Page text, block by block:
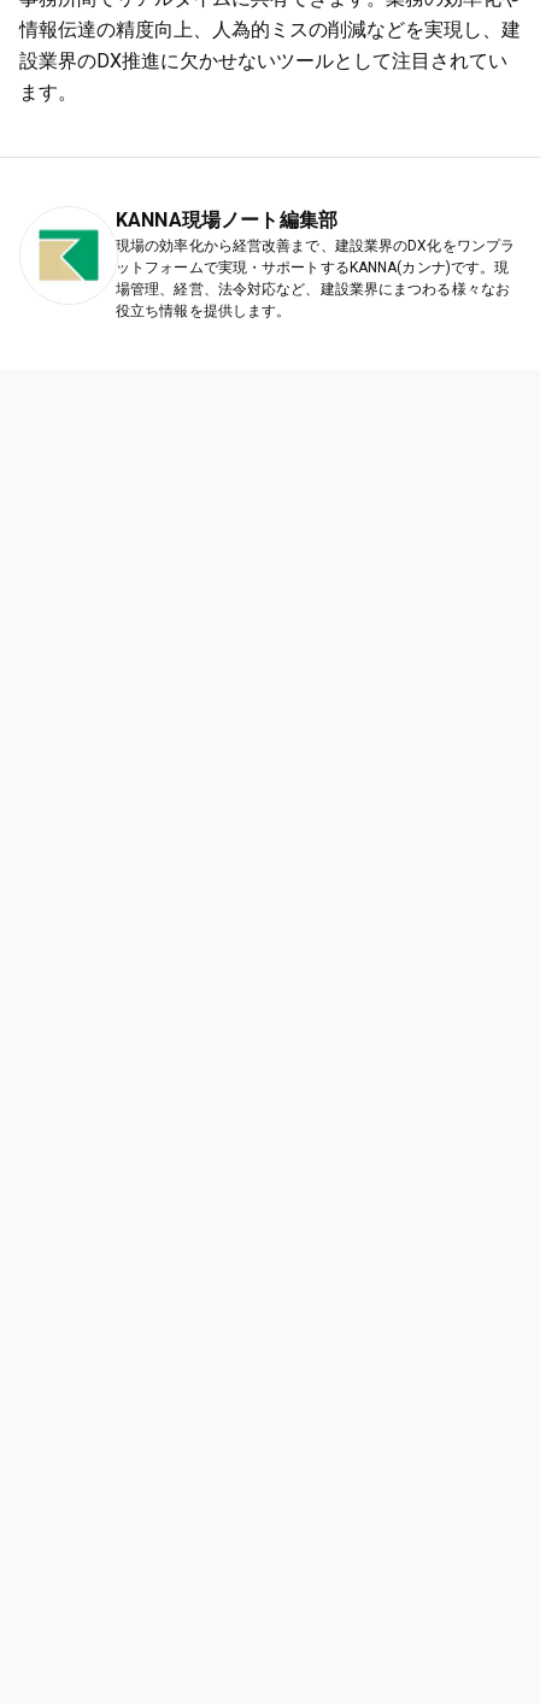
情報伝達の精度向上、人為的ミスの削減などを実現し、建
設業界のDX推進に欠かせないツールとして注目されてい
ます。
KANNA現場ノート編集部
現場の効率化から経営改善まで、建設業界のDX化をワンプラ
ットフォームで実現・サポートするKANNA(カンナ)です。現
場管理、経営、法令対応など、建設業界にまつわる様々なお
役立ち情報を提供します。